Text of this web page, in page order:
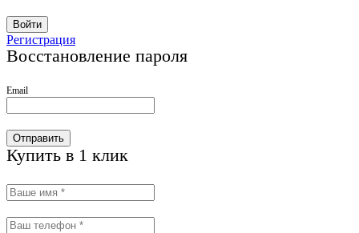
Войти
Регистрация
Восстановление пароля
Email
Отправить
Купить в 1 клик